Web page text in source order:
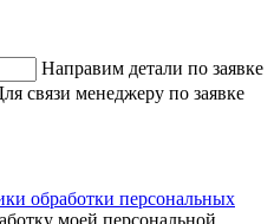
Направим детали по заявке
связи менеджеру по заявке
обработки персональных
моей персональной